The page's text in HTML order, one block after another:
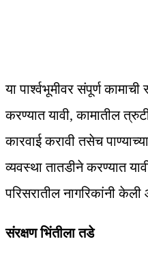
या पार्श्वभूमीवर संपूर्ण
करण्यात यावी, कामातील
कारवाई करावी तसेच
व्यवस्था तातडीने करण्यात
परिसरातील नागरिकांनी
संरक्षण भिंतीला तडे